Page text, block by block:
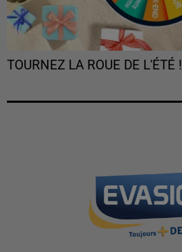
TOURNEZ LA ROUE DE L'ÉTÉ !